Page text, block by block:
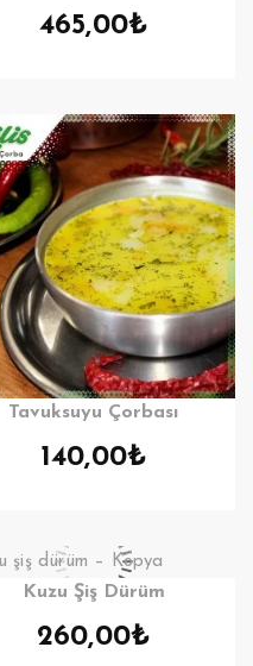
465,00₺
Tavuksuyu Çorbası
140,00₺
Kuzu Şiş Dürüm
260,00₺